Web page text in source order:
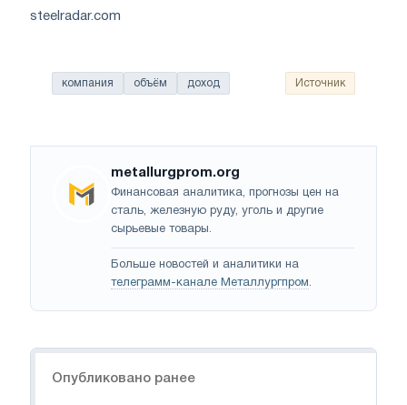
steelradar.com
компания объём доход Источник
metallurgprom.org
Финансовая аналитика, прогнозы цен на
сталь, железную руду, уголь и другие
сырьевые товары.
Больше новостей и аналитики на
телеграмм-канале Металлургпром.
Опубликовано ранее